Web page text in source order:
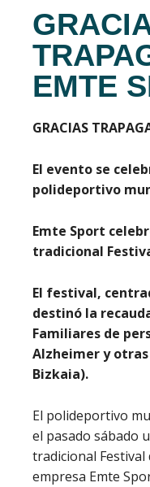
EMTE
GRACIAS
El evento se
polideportivo
Emte Sport
tradicional
El festival,
destinó la
Familiares de
Alzheimer y otras
Bizkaia).
El polideportivo
el pasado sábado
tradicional
empresa Emte